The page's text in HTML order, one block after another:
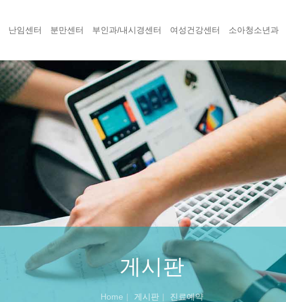
난임센터 분만센터 부인과/내시경센터 여성건강센터 소아청소년과
게시판
Home 게시판 진료예약